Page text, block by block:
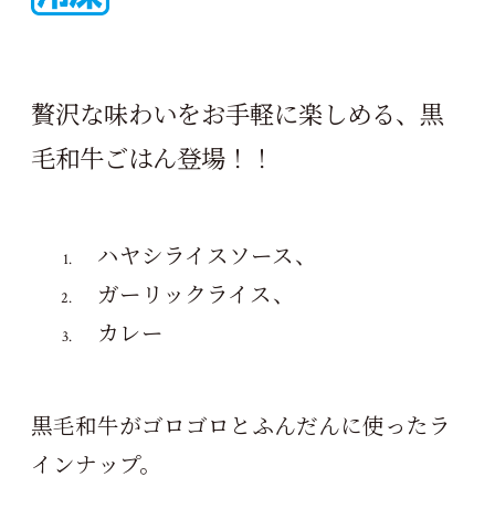
贅沢な味わいをお手軽に楽しめる、黒
毛和牛ごはん登場！！
ハヤシライスソース、
ガーリックライス、
カレー
黒毛和牛がゴロゴロとふんだんに使ったラ
インナップ。